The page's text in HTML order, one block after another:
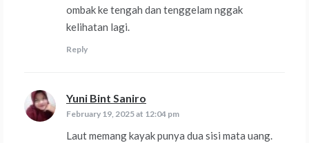
ombak ke tengah dan tenggelam nggak
kelihatan lagi.
Reply
Yuni Bint Saniro
February 19, 2025 at 12:04 pm
Laut memang kayak punya dua sisi mata uang.